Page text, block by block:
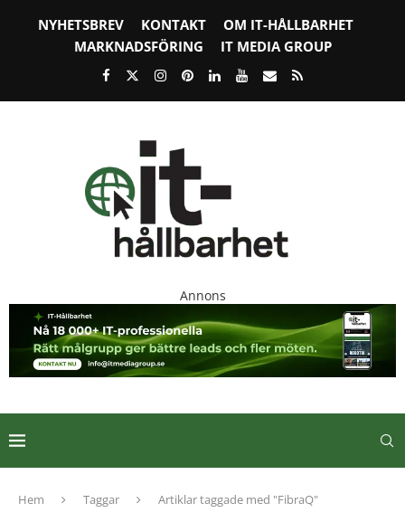
NYHETSBREV KONTAKT
OM IT-HÅLLBARHET
MARKNADSFÖRING
IT MEDIA GROUP
Annons
Hem Taggar Artiklar taggade med "FibraQ"